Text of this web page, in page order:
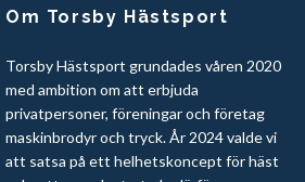
Om Torsby Hästsport
Torsby Hästsport grundades våren 2020
med ambition om att erbjuda
privatpersoner, föreningar och företag
maskinbrodyr och tryck. År 2024 valde vi
att satsa på ett helhetskoncept för häst